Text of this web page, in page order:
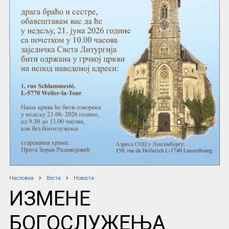
Насловна Вести Новости
ИЗМЕНЕ
БОГОСЛУЖЕЊА